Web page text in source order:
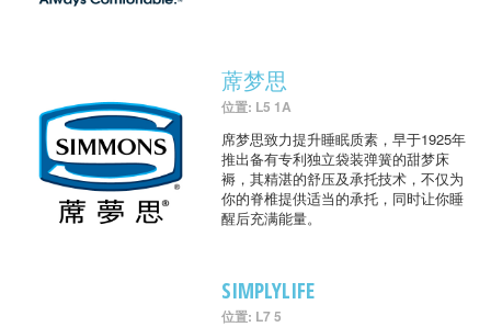
蓆梦思
位置: L5 1A
席梦思致力提升睡眠质素，早于1925年
推出备有专利独立袋装弹簧的甜梦床
褥，其精湛的舒压及承托技术，不仅为
你的脊椎提供适当的承托，同时让你睡
醒后充满能量。
SIMPLYLIFE
位置: L7 5